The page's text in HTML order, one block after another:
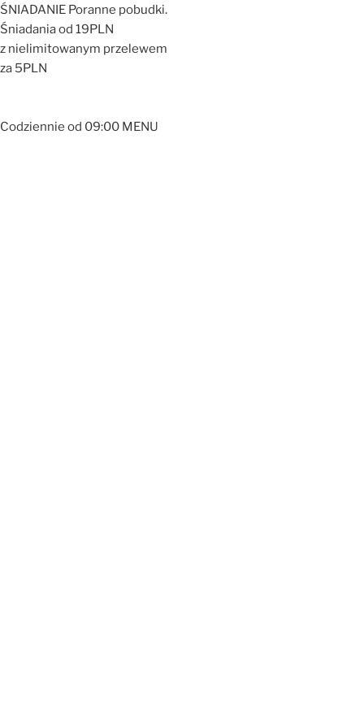
ŚNIADANIE Poranne pobudki.
Śniadania od 19PLN
z nielimitowanym przelewem
za 5PLN
Codziennie od 09:00 MENU